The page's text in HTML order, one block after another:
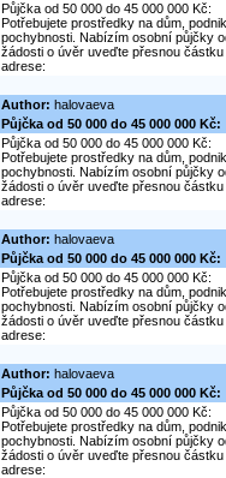
Půjčka od 50 000 do 45 000 000 Kč:
Potřebujete prostředky na dům,
pochybnosti. Nabízím osobní půjčky
žádosti o úvěr uveďte přesnou
adrese:
Author: halovaeva
Půjčka od 50 000 do 45 000 000 Kč:
Půjčka od 50 000 do 45 000 000 Kč:
Potřebujete prostředky na dům,
pochybnosti. Nabízím osobní půjčky
žádosti o úvěr uveďte přesnou
adrese:
Author: halovaeva
Půjčka od 50 000 do 45 000 000 Kč:
Půjčka od 50 000 do 45 000 000 Kč:
Potřebujete prostředky na dům,
pochybnosti. Nabízím osobní půjčky
žádosti o úvěr uveďte přesnou
adrese:
Author: halovaeva
Půjčka od 50 000 do 45 000 000 Kč:
Půjčka od 50 000 do 45 000 000 Kč:
Potřebujete prostředky na dům,
pochybnosti. Nabízím osobní půjčky
žádosti o úvěr uveďte přesnou
adrese: